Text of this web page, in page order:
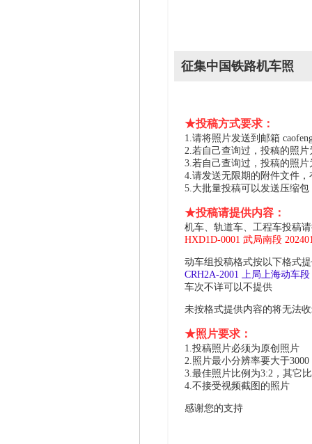
征集中国铁路机车照
★投稿方式要求：
1.请将照片发送到邮箱
2.若自己查询过，投稿的照
3.若自己查询过，投稿的照
4.请发送无限期的附件文件
5.大批量投稿可以发送压缩
★投稿请提供内容：
机车、轨道车、工程车投稿
HXD1D-0001 武局南段
动车组投稿格式按以下格式
CRH2A-2001 上局上海动车
车次不详可以不提供
未按格式提供内容的将无法
★照片要求：
1.投稿照片必须为原创照片
2.照片最小分辨率要大于
3.最佳照片比例为3:2，其它
4.不接受视频截图的照片
感谢您的支持